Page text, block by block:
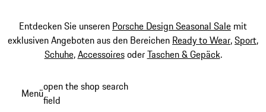
Entdecken Sie unseren Porsche Design Seasonal Sale mit
exklusiven Angeboten aus den Bereichen Ready to Wear,Sport,
Schuhe,AccessoiresoderTaschen & Gepäck.
Hauptinhalt
Menüopen the shop search
field